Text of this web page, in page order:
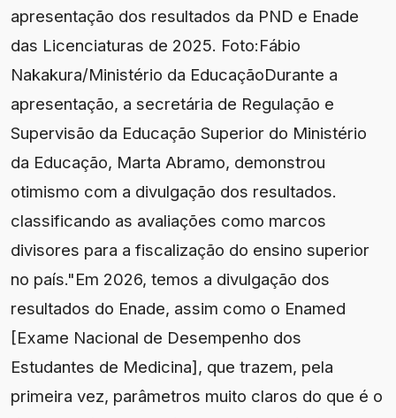
apresentação dos resultados da PND e Enade
das Licenciaturas de 2025. Foto:Fábio
Nakakura/Ministério da EducaçãoDurante a
apresentação, a secretária de Regulação e
Supervisão da Educação Superior do Ministério
da Educação, Marta Abramo, demonstrou
otimismo com a divulgação dos resultados.
classificando as avaliações como marcos
divisores para a fiscalização do ensino superior
no país."Em 2026, temos a divulgação dos
resultados do Enade, assim como o Enamed
[Exame Nacional de Desempenho dos
Estudantes de Medicina], que trazem, pela
primeira vez, parâmetros muito claros do que é o